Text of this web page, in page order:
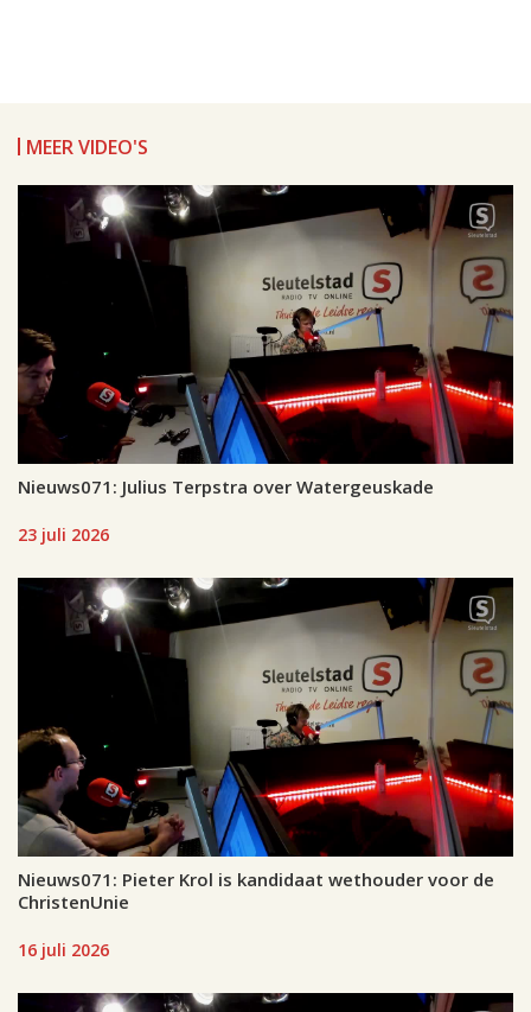
MEER VIDEO'S
Nieuws071: Julius Terpstra over Watergeuskade
23 juli 2026
Nieuws071: Pieter Krol is kandidaat wethouder voor de
ChristenUnie
16 juli 2026